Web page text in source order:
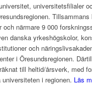
universitetsfilialer
och närmare 9 000
danska yrkeshögskolor,
och
i Öresundsregionen.
till heltid/årsverk, med
i regionen. Läs